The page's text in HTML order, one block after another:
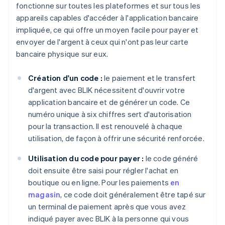
fonctionne sur toutes les plateformes et sur tous les
appareils capables d'accéder à l'application bancaire
impliquée, ce qui offre un moyen facile pour payer et
envoyer de l'argent à ceux qui n'ont pas leur carte
bancaire physique sur eux.
Création d'un code : le paiement et le transfert
d'argent avec BLIK nécessitent d'ouvrir votre
application bancaire et de générer un code. Ce
numéro unique à six chiffres sert d'autorisation
pour la transaction. Il est renouvelé à chaque
utilisation, de façon à offrir une sécurité renforcée.
Utilisation du code pour payer : le code généré
doit ensuite être saisi pour régler l'achat en
boutique ou en ligne. Pour les paiements en
magasin, ce code doit généralement être tapé sur
un terminal de paiement après que vous avez
indiqué payer avec BLIK à la personne qui vous